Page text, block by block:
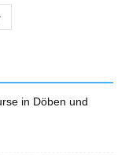
in Döben und